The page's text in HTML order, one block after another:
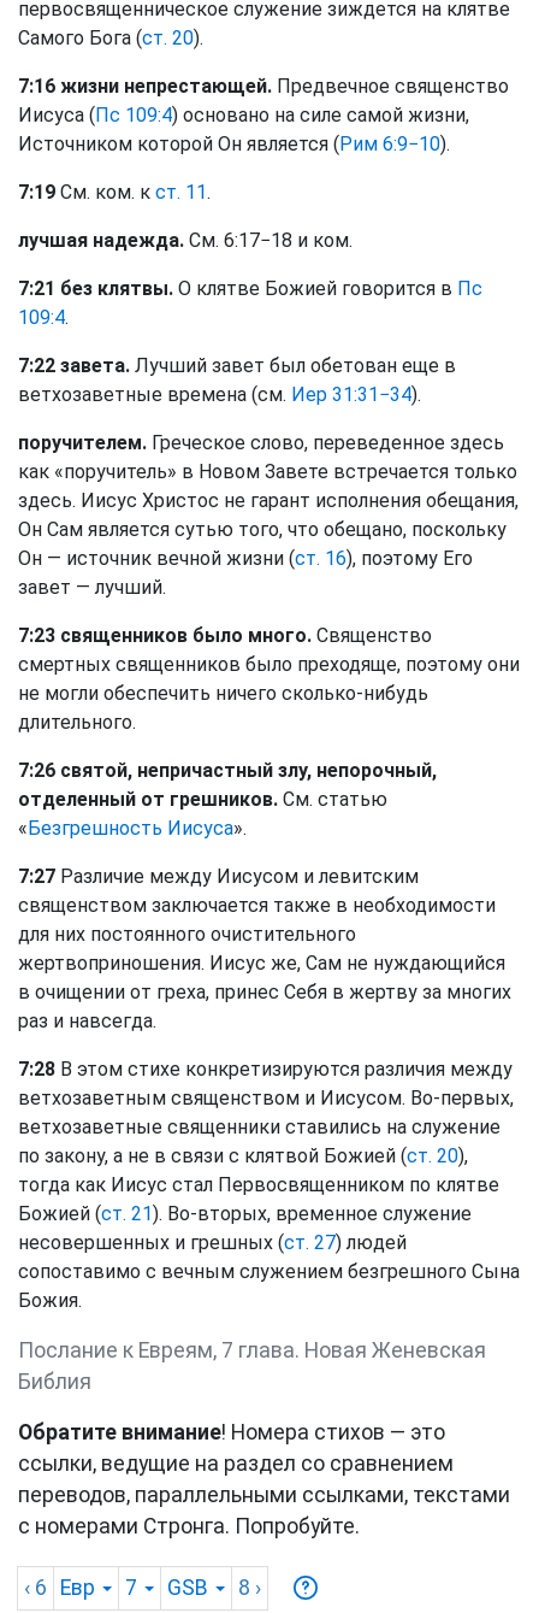
первосвященническое служение зиждется на клятве
Самого Бога (ст. 20).
7:16 жизни непрестающей. Предвечное священство
Иисуса (Пс 109:4) основано на силе самой жизни,
Источником которой Он является (Рим 6:9−10).
7:19 См. ком. к ст. 11.
лучшая надежда. См. 6:17−18 и ком.
7:21 без клятвы. О клятве Божией говорится в Пс
109:4.
7:22 завета. Лучший завет был обетован еще в
ветхозаветные времена (см. Иер 31:31−34).
поручителем. Греческое слово, переведенное здесь
как «поручитель» в Новом Завете встречается только
здесь. Иисус Христос не гарант исполнения обещания,
Он Сам является сутью того, что обещано, поскольку
Он — источник вечной жизни (ст. 16), поэтому Его
завет — лучший.
7:23 священников было много. Священство
смертных священников было преходяще, поэтому они
не могли обеспечить ничего сколько-нибудь
длительного.
7:26 святой, непричастный злу, непорочный,
отделенный от грешников. См. статью
«Безгрешность Иисуса».
7:27 Различие между Иисусом и левитским
священством заключается также в необходимости
для них постоянного очистительного
жертвоприношения. Иисус же, Сам не нуждающийся
в очищении от греха, принес Себя в жертву за многих
раз и навсегда.
7:28 В этом стихе конкретизируются различия между
ветхозаветным священством и Иисусом. Во-первых,
ветхозаветные священники ставились на служение
по закону, а не в связи с клятвой Божией (ст. 20),
тогда как Иисус стал Первосвященником по клятве
Божией (ст. 21). Во-вторых, временное служение
несовершенных и грешных (ст. 27) людей
сопоставимо с вечным служением безгрешного Сына
Божия.
Послание к Евреям, 7 глава. Новая Женевская
Библия
Обратите внимание! Номера стихов — это
ссылки, ведущие на раздел со сравнением
переводов, параллельными ссылками, текстами
с номерами Стронга. Попробуйте.
‹ 6 Евр 7 GSB 8 ›